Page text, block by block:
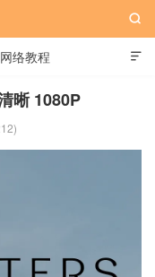

网络教程

晰 1080P